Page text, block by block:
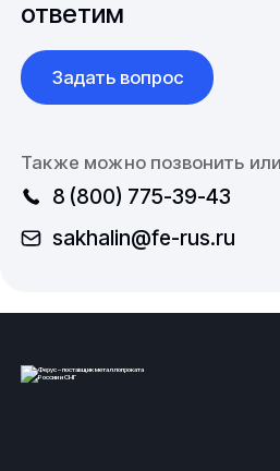
ответим
Задать вопрос
Также можно позвонить
8 (800) 775-39-43
sakhalin@fe-rus.ru